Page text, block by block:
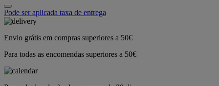
Pode ser aplicada taxa de entrega
Envio grátis em compras superiores a 50€
Para todas as encomendas superiores a 50€